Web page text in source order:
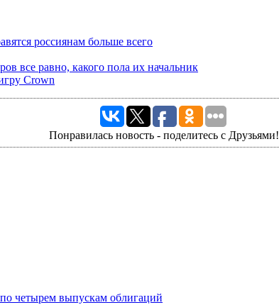
россиянам больше всего
все равно, какого пола их начальник
Crown
Понравилась новость - поделитесь с Друзьями!
четырем выпускам облигаций